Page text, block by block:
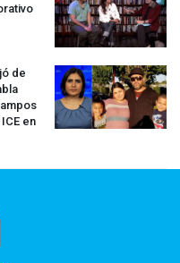
de
ICE en